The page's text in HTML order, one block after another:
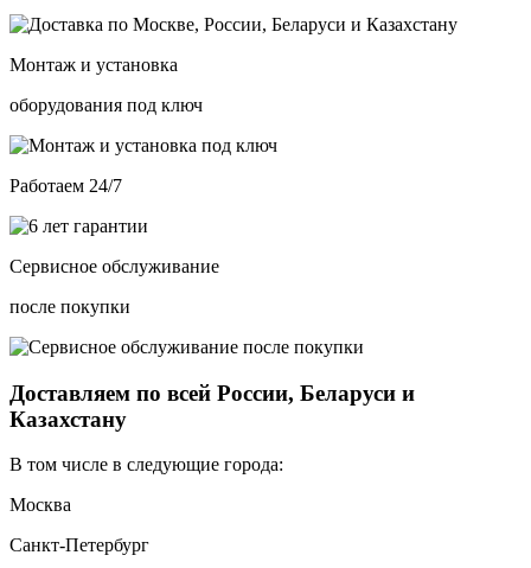
Монтаж и установка
оборудования под ключ
Работаем 24/7
Сервисное обслуживание
после покупки
Доставляем по всей России, Беларуси и
Казахстану
В том числе в следующие города:
Москва
Санкт-Петербург